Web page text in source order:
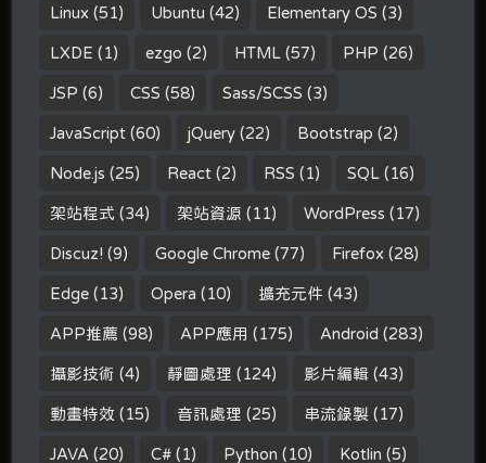
Linux (51) Ubuntu (42) Elementary OS (3)
LXDE (1) ezgo (2) HTML (57) PHP (26)
JSP (6) CSS (58) Sass/SCSS (3)
JavaScript (60) jQuery (22) Bootstrap (2)
Node.js (25) React (2) RSS (1) SQL (16)
架站程式 (34) 架站資源 (11) WordPress (17)
Discuz! (9) Google Chrome (77) Firefox (28)
Edge (13) Opera (10) 擴充元件 (43)
APP推薦 (98) APP應用 (175) Android (283)
攝影技術 (4) 靜圖處理 (124) 影片編輯 (43)
動畫特效 (15) 音訊處理 (25) 串流錄製 (17)
JAVA (20) C# (1) Python (10) Kotlin (5)